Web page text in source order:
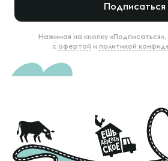
Подписаться
Нажимая на кнопку
с офертой и политикой